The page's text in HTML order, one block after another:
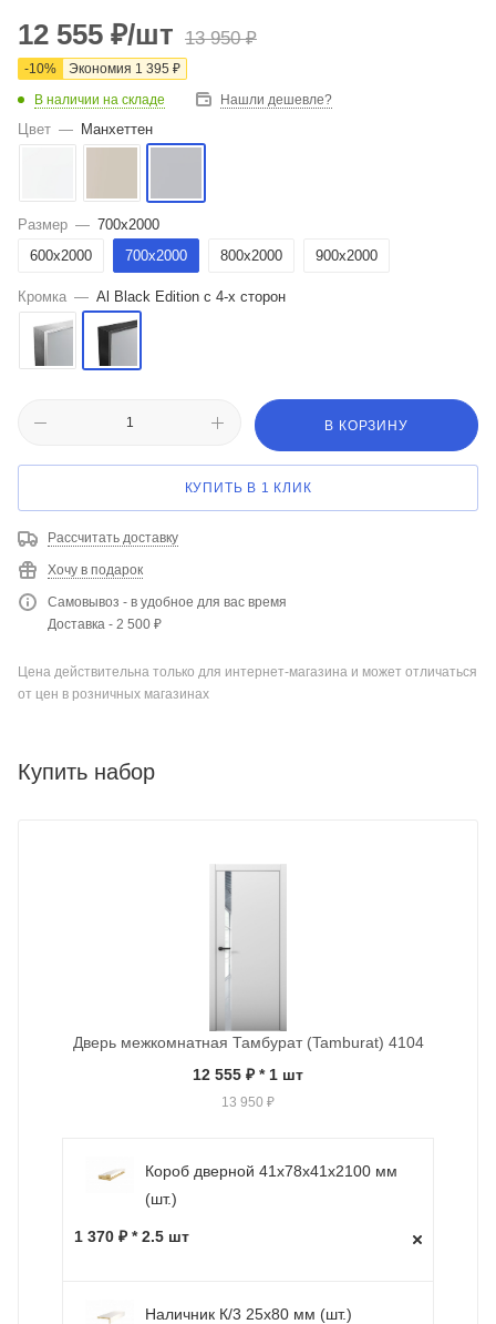
12 555 ₽/шт 13 950₽
-10% Экономия 1 395 ₽
В наличии на складе
Нашли дешевле?
Цвет — Манхеттен
Размер — 700x2000
600x2000
700x2000 800x2000 900x2000
Кромка — Al Black Edition с 4-х сторон
В КОРЗИНУ
КУПИТЬ В 1 КЛИК
Рассчитать доставку
Хочу в подарок
Самовывоз - в удобное для вас время
Доставка - 2 500 ₽
Цена действительна только для интернет-магазина и может отличаться
от цен в розничных магазинах
Купить набор
Дверь межкомнатная Тамбурат (Tamburat) 4104
12 555 ₽ * 1 шт
13 950 ₽
Короб дверной 41х78х41х2100 мм
(шт.)
1 370 ₽ * 2.5 шт
Наличник К/3 25х80 мм (шт.)